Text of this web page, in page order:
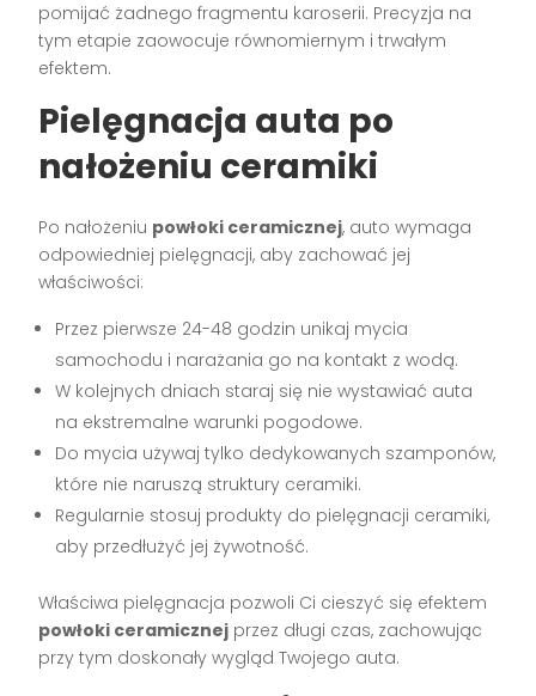
pomijać żadnego fragmentu karoserii. Precyzja na
tym etapie zaowocuje równomiernym i trwałym
efektem.
Pielęgnacja auta po
nałożeniu ceramiki
Po nałożeniu powłoki ceramicznej, auto wymaga
odpowiedniej pielęgnacji, aby zachować jej
właściwości:
Przez pierwsze 24-48 godzin unikaj mycia
samochodu i narażania go na kontakt z wodą.
W kolejnych dniach staraj się nie wystawiać auta
na ekstremalne warunki pogodowe.
Do mycia używaj tylko dedykowanych szamponów,
które nie naruszą struktury ceramiki.
Regularnie stosuj produkty do pielęgnacji ceramiki,
aby przedłużyć jej żywotność.
Właściwa pielęgnacja pozwoli Ci cieszyć się efektem
powłoki ceramicznej przez długi czas, zachowując
przy tym doskonały wygląd Twojego auta.